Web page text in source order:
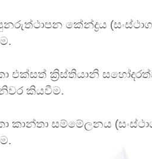
කේන්ද්‍රය
එක්සත් ක්‍රිස්තියානි
කියවීම.
කාන්තා සම්මේලනය